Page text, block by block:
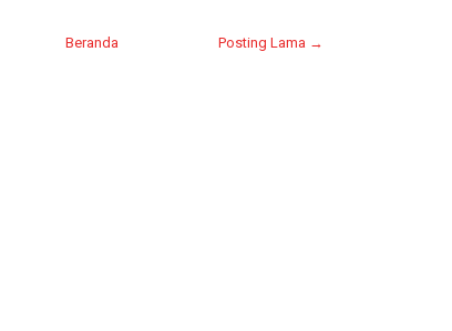
Posting Lama →
Beranda